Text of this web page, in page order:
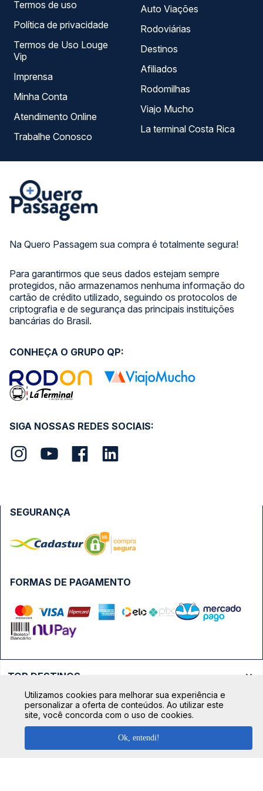
Na Quero Passagem sua compra é totalmente segura!
Para garantirmos que seus dados estejam sempre
protegidos, não armazenamos nenhuma informação do
cartão de crédito utilizado, seguindo os protocolos de
criptografia e de segurança das principais instituições
bancárias do Brasil.
Termos de uso
Política de privacidade
Termos de Uso Louge
Vip
Imprensa
Minha Conta
Atendimento Online
Trabalhe Conosco
Auto Viações
Rodoviárias
Destinos
Afiliados
Rodomilhas
Viajo Mucho
La terminal Costa Rica
SIGA NOSSAS REDES SOCIAIS:
CONHEÇA O GRUPO QP:
FORMAS DE PAGAMENTO
SEGURANÇA
TOP DESTINOS
Ônibus Rio de Janeiro
Ônibus São Paulo
TOP VIAÇÕES
Passagens Cometa
Passagens Gontijo
Utilizamos cookies para melhorar sua experiência e
personalizar a oferta de conteúdos. Ao utilizar este
site, você concorda com o uso de cookies.
Ok, entendi!